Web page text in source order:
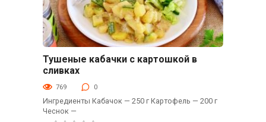
Тушеные кабачки с картошкой в
сливках
769 0
Ингредиенты Кабачок — 250 г Картофель — 200 г
Чеснок —